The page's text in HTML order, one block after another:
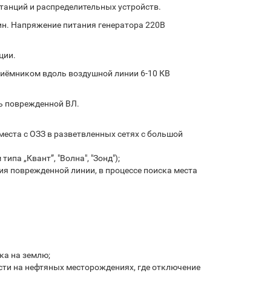
и распределительных устройств.
Напряжение питания генератора 220В
вдоль воздушной линии 6-10 КВ
поврежденной ВЛ.
с ОЗЗ в разветвленных сетях с большой
„Квант”, "Волна", "Зонд");
поврежденной линии, в процессе поиска места
на землю;
на нефтяных месторождениях, где отключение